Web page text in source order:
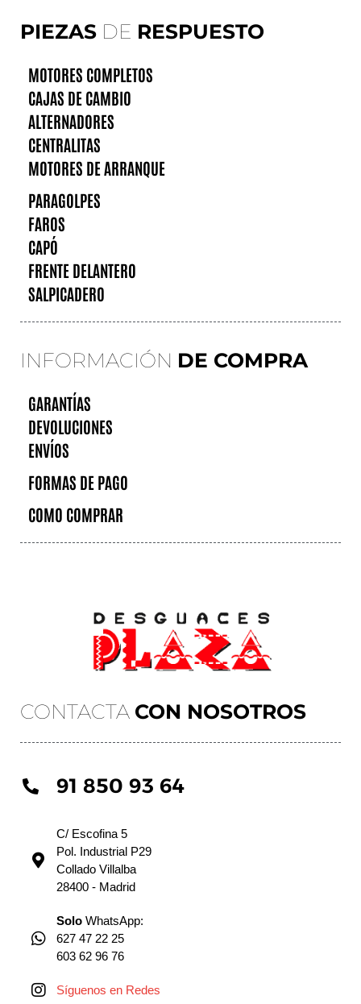
CONTACTA CON NOSOTROS
91 850 93 64
C/ Escofina 5
Pol. Industrial P29
Collado Villalba
28400 - Madrid
Solo WhatsApp:
627 47 22 25
603 62 96 76
Síguenos en Redes
PIEZAS DE RESPUESTO
MOTORES COMPLETOS
CAJAS DE CAMBIO
ALTERNADORES
CENTRALITAS
MOTORES DE ARRANQUE
PARAGOLPES
FAROS
CAPÓ
FRENTE DELANTERO
SALPICADERO
INFORMACIÓN DE COMPRA
GARANTÍAS
DEVOLUCIONES
ENVÍOS
FORMAS DE PAGO
COMO COMPRAR